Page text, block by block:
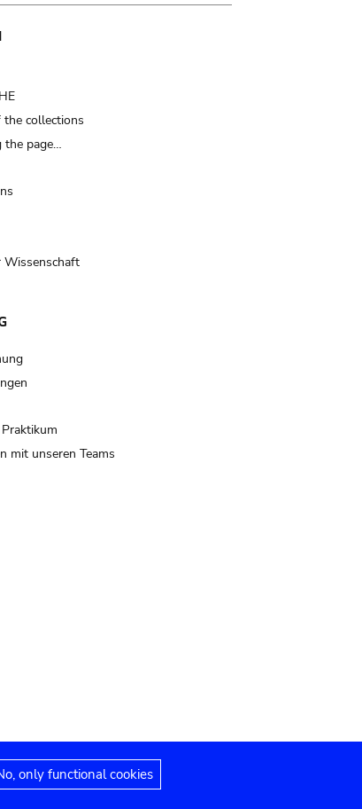
the collections
the page…
Wissenschaft
mit unseren Teams
Erklärung zur Barrierefreiheit
only functional cookies